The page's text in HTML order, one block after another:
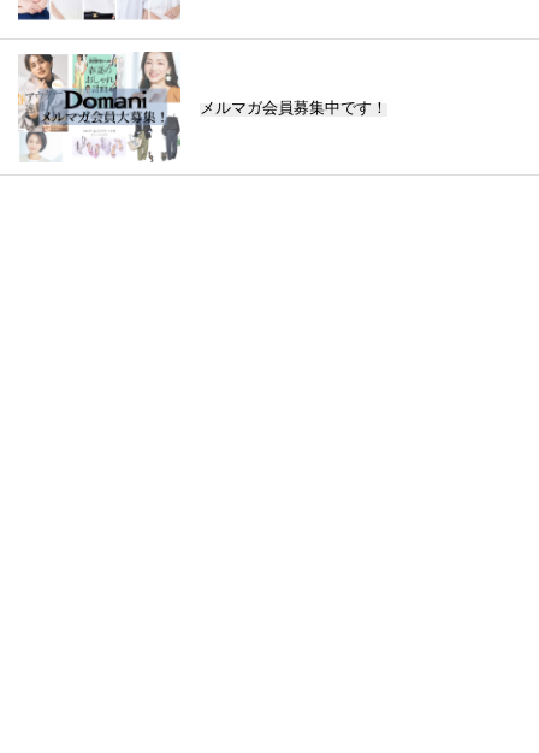
メルマガ会員募集中です！